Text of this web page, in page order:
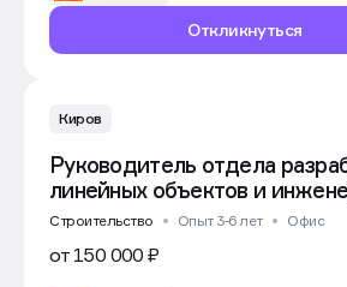
Откликнуться
Киров
Руководитель отдела
линейных объектов и
подключений
Строительство Опыт 3-6 лет Офис
от 150 000 ₽